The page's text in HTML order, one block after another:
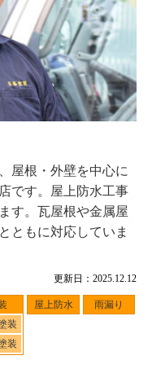
更新日：2025.12.12
装
装
屋上防水 雨漏り
屋根・外壁を中心に
です。屋上防水工事
す。瓦屋根や金属屋
ともに対応していま